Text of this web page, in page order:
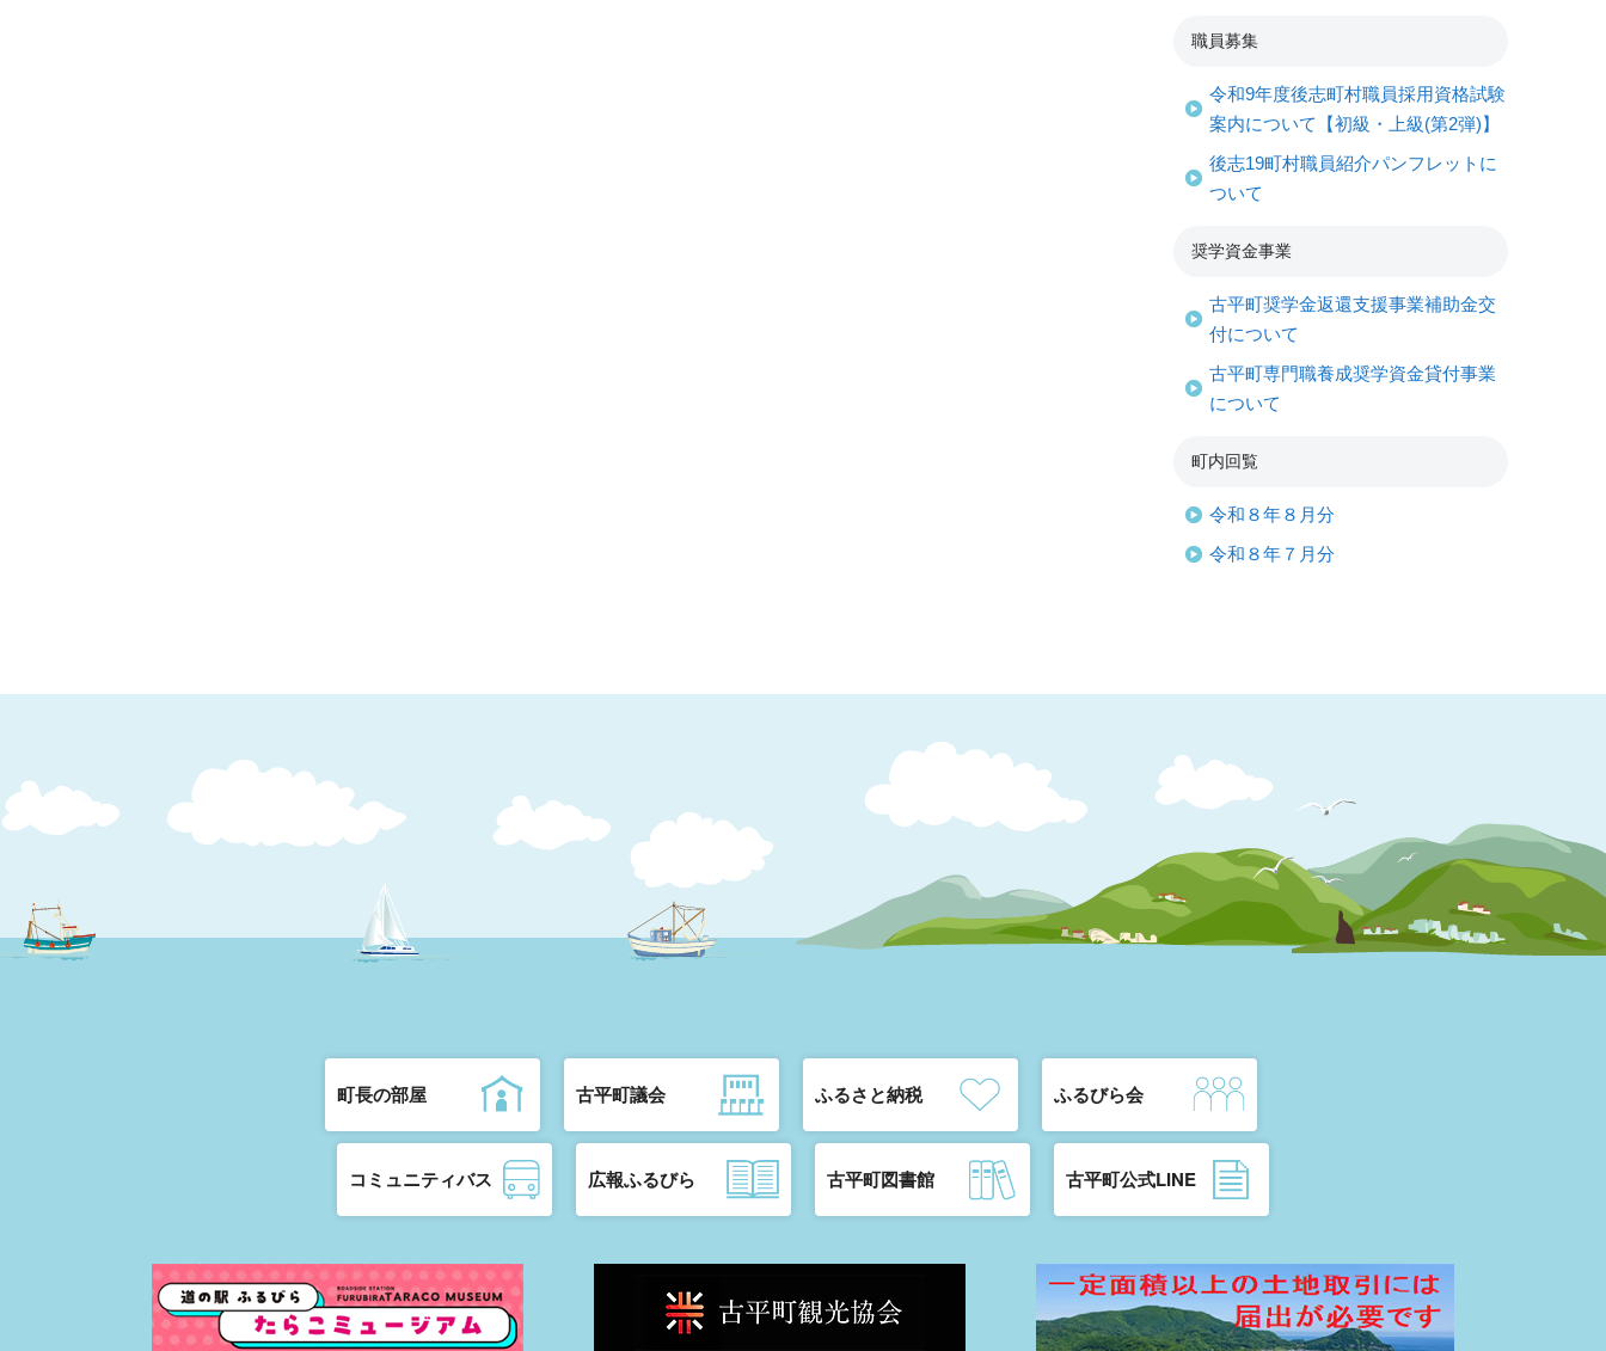
職員募集
令和9年度後志町村職員採用資格試験
案内について【初級・上級(第2弾)】
後志19町村職員紹介パンフレットに
ついて
奨学資金事業
古平町奨学金返還支援事業補助金交
付について
古平町専門職養成奨学資金貸付事業
について
町内回覧
令和８年８月分
令和８年７月分
町長の部屋 古平町議会 ふるさと納税 ふるびら会
コミュニティバス 広報ふるびら 古平町図書館 古平町公式LINE